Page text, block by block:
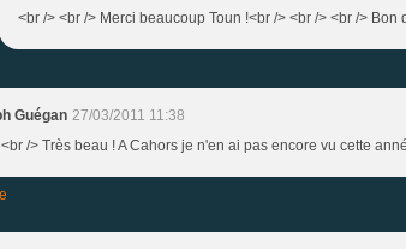
<br /> <br /> Merci beaucoup Toun !<br /> <br /> <br />
Guégan 27/03/2011 11:38
/> Très beau ! A Cahors je n'en ai pas encore vu cette